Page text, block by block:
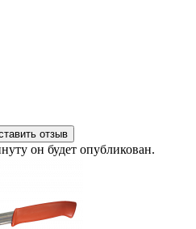
отзыв
он будет опубликован.